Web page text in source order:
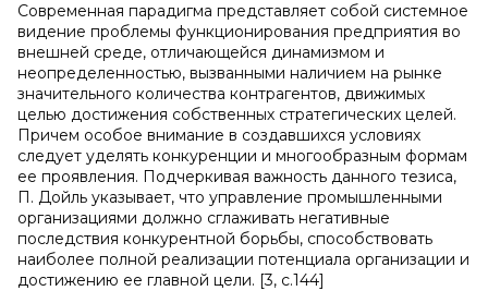
Современная парадигма представляет собой системное
видение проблемы функционирования предприятия во
внешней среде, отличающейся динамизмом и
неопределенностью, вызванными наличием на рынке
значительного количества контрагентов, движимых
целью достижения собственных стратегических целей.
Причем особое внимание в создавшихся условиях
следует уделять конкуренции и многообразным формам
ее проявления. Подчеркивая важность данного тезиса,
П. Дойль указывает, что управление промышленными
организациями должно сглаживать негативные
последствия конкурентной борьбы, способствовать
наиболее полной реализации потенциала организации и
достижению ее главной цели. [3, с.144]